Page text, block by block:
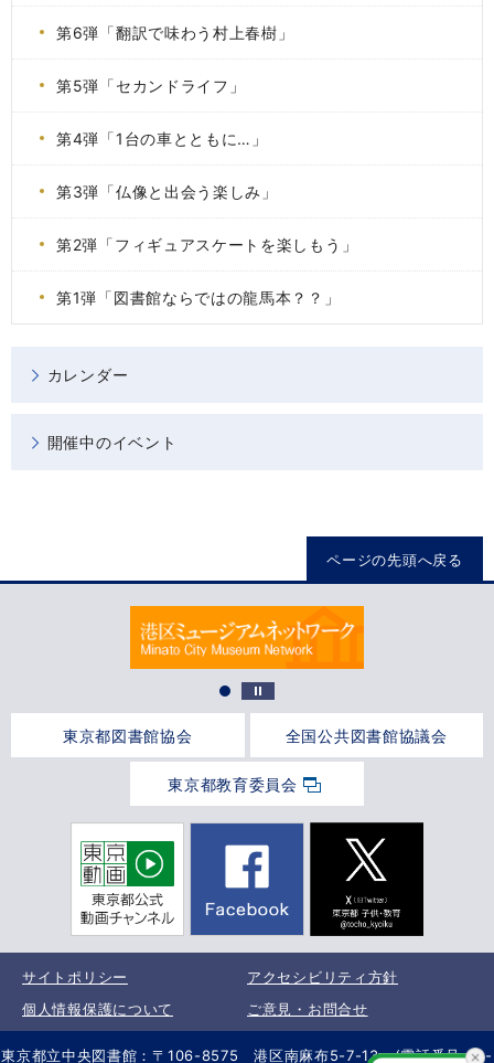
第6弾「翻訳で味わう村上春樹」
第5弾「セカンドライフ」
第4弾「1台の車とともに…」
第3弾「仏像と出会う楽しみ」
第2弾「フィギュアスケートを楽しもう」
第1弾「図書館ならではの龍馬本？？」
カレンダー
開催中のイベント
ページの先頭へ戻る
東京都図書館協会 全国公共図書館協議会
東京都教育委員会
サイトポリシー
アクセシビリティ方針
個人情報保護について
ご意見・お問合せ
東京都立中央図書館：〒106-8575 港区南麻布5-7-13 (電話番号 03-